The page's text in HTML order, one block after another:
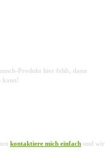
Produkt hier fehlt, dann
kann!
kontaktiere mich einfach und wir